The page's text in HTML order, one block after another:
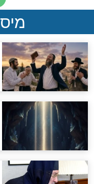
האם
לכל